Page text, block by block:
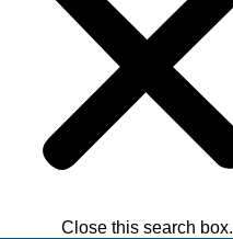
Close this search box.